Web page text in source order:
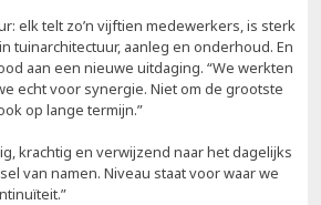
elk telt zo’n vijftien medewerkers, is sterk
tuinarchitectuur, aanleg en onderhoud. En
aan een nieuwe uitdaging. “We werkten
echt voor synergie. Niet om de grootste
op lange termijn.”
krachtig en verwijzend naar het dagelijks
van namen. Niveau staat voor waar we